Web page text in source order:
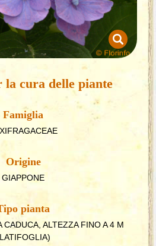
la cura delle piante
Famiglia
Origine
GIAPPONE
pianta
CADUCA, ALTEZZA FINO A 4 M